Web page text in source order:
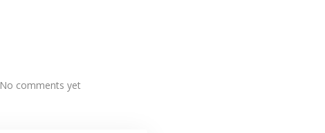
No comments yet